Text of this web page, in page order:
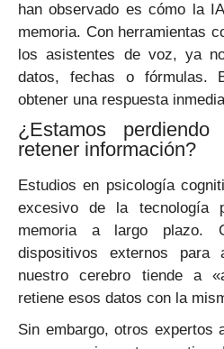
han observado es cómo la
memoria. Con herramientas
los asistentes de voz, ya
datos, fechas o fórmulas.
obtener una respuesta
¿Estamos
retener información?
Estudios en psicología
excesivo de la tecnología
memoria a largo plazo.
dispositivos externos para
nuestro cerebro tiende a
retiene esos datos con la
Sin embargo, otros expertos